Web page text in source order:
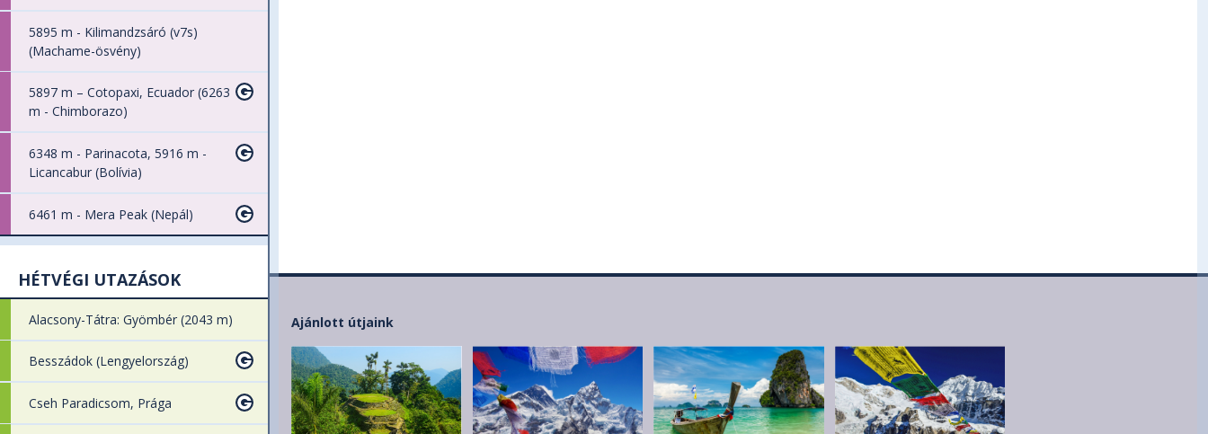
5895 m - Kilimandzsáró (v7s)
(Machame-ösvény)
5897 m – Cotopaxi, Ecuador (6263
m - Chimborazo)
6348 m - Parinacota, 5916 m -
Licancabur (Bolívia)
6461 m - Mera Peak (Nepál)
HÉTVÉGI UTAZÁSOK
Alacsony-Tátra: Gyömbér (2043 m)
Besszádok (Lengyelország)
Cseh Paradicsom, Prága
Ajánlott útjaink